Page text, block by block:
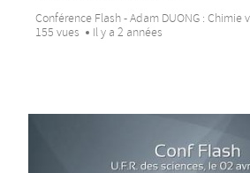
Conférence Flash - Adam DUONG : Chimie
155 vues
Il y a 2 années